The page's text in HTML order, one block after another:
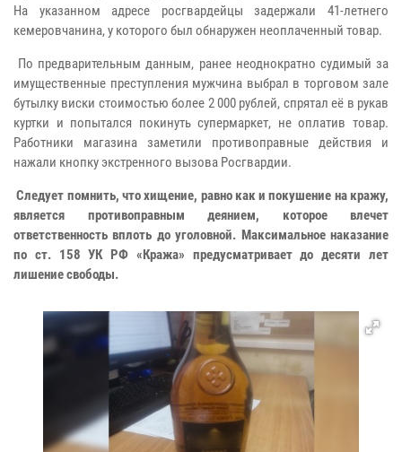
На указанном адресе росгвардейцы задержали 41-летнего
кемеровчанина, у которого был обнаружен неоплаченный товар.
По предварительным данным, ранее неоднократно судимый за
имущественные преступления мужчина выбрал в торговом зале
бутылку виски стоимостью более 2 000 рублей, спрятал её в рукав
куртки и попытался покинуть супермаркет, не оплатив товар.
Работники магазина заметили противоправные действия и
нажали кнопку экстренного вызова Росгвардии.
Следует помнить, что хищение, равно как и покушение на кражу,
является противоправным деянием, которое влечет
ответственность вплоть до уголовной. Максимальное наказание
по ст. 158 УК РФ «Кража» предусматривает до десяти лет
лишение свободы.